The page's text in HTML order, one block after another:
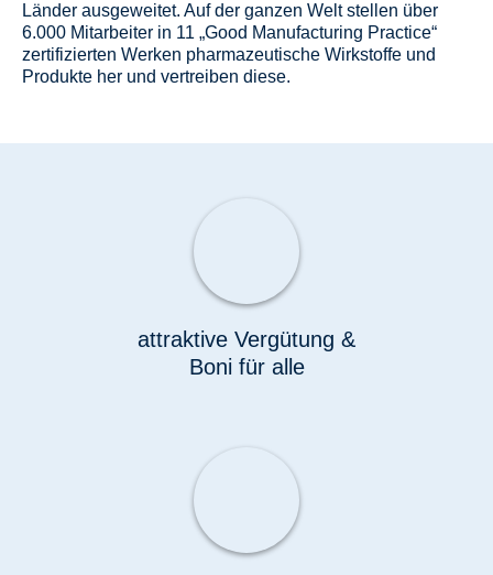
Länder ausgeweitet. Auf der ganzen Welt stellen über
6.000 Mitarbeiter in 11 „Good Manufacturing Practice“
zertifizierten Werken pharmazeutische Wirkstoffe und
Produkte her und vertreiben diese.
attraktive Vergütung &
Boni für alle